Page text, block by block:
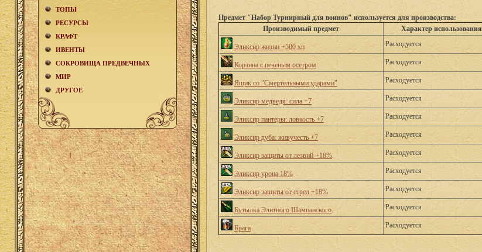
ТОПЫ
РЕСУРСЫ
КРАФТ
ИВЕНТЫ
СОКРОВИЩА ПРЕДВЕЧНЫХ
МИР
ДРУГОЕ
Предмет "Набор Турнирный для воинов" используется для производства:
Производимый предмет
Характер использования
Эликсир жизни +500 хп Расходуется
Корзина с печеным осетром Расходуется
Ящик со "Смертельными ударами" Расходуется
Эликсир медведя: сила +7 Расходуется
Эликсир пантеры: ловкость +7 Расходуется
Эликсир дуба: живучесть +7 Расходуется
Эликсир защиты от лезвий +18% Расходуется
Эликсир урона 18% Расходуется
Эликсир защиты от стрел +18% Расходуется
Бутылка Элитного Шампанского Расходуется
Брага Расходуется